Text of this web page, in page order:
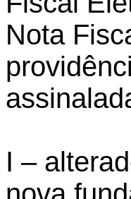
Nota
I –